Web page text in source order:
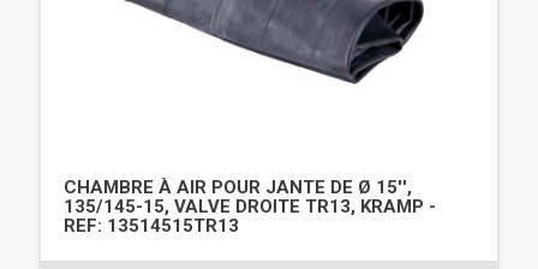
CHAMBRE À AIR POUR JANTE DE Ø 15'',
135/145-15, VALVE DROITE TR13, KRAMP -
REF: 13514515TR13